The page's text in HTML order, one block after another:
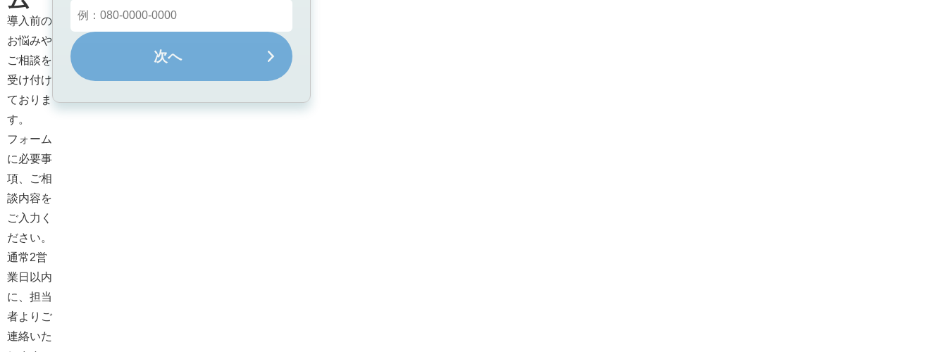
導入前の
お悩みや
ご相談を
受け付け
ておりま
す。
フォーム
に必要事
項、ご相
談内容を
ご入力く
ださい。
通常2営
業日以内
に、担当
者よりご
連絡いた
次へ